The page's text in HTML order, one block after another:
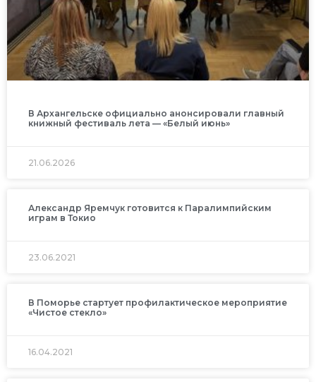
В Архангельске официально анонсировали главный
книжный фестиваль лета — «Белый июнь»
21.06.2026
Александр Яремчук готовится к Паралимпийским
играм в Токио
23.06.2021
В Поморье стартует профилактическое мероприятие
«Чистое стекло»
16.04.2021